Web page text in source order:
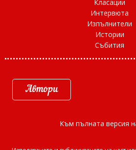
Класации
Интервюта
Изпълнители
Истории
Събития
Автори
Към пълната версия